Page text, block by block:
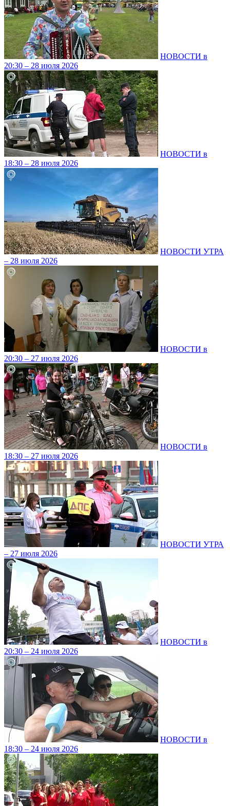
НОВОСТИ в
20:30 – 28 июля 2026
НОВОСТИ в
18:30 – 28 июля 2026
НОВОСТИ УТРА
– 28 июля 2026
НОВОСТИ в
20:30 – 27 июля 2026
НОВОСТИ в
18:30 – 27 июля 2026
НОВОСТИ УТРА
– 27 июля 2026
НОВОСТИ в
20:30 – 24 июля 2026
НОВОСТИ в
18:30 – 24 июля 2026